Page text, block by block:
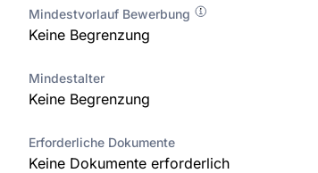
Mindestvorlauf Bewerbung
Keine Begrenzung
Mindestalter
Keine Begrenzung
Erforderliche Dokumente
Keine Dokumente erforderlich